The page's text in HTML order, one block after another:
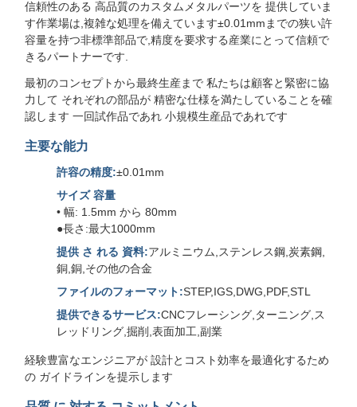
信頼性のある 高品質のカスタムメタルパーツを 提供していま
す作業場は,複雑な処理を備えています±0.01mmまでの狭い許
容量を持つ非標準部品で,精度を要求する産業にとって信頼で
きるパートナーです.
最初のコンセプトから最終生産まで 私たちは顧客と緊密に協
力して それぞれの部品が 精密な仕様を満たしていることを確
認します 一回試作品であれ 小規模生産品であれです
主要な能力
許容の精度:±0.01mm
サイズ 容量
• 幅: 1.5mm から 80mm
●長さ:最大1000mm
提供 さ れる 資料:アルミニウム,ステンレス鋼,炭素鋼,
銅,銅,その他の合金
ファイルのフォーマット:STEP,IGS,DWG,PDF,STL
提供できるサービス:CNCフレーシング,ターニング,ス
レッドリング,掘削,表面加工,副業
経験豊富なエンジニアが 設計とコスト効率を最適化するため
の ガイドラインを提示します